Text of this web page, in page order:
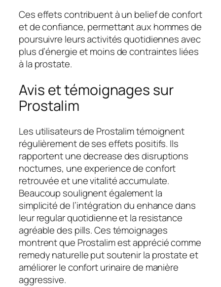
Ces effets contribuent à un belief de confort
et de confiance, permettant aux hommes de
poursuivre leurs activités quotidiennes avec
plus d’énergie et moins de contraintes liées
à la prostate.
Avis et témoignages sur
Prostalim
Les utilisateurs de Prostalim témoignent
régulièrement de ses effets positifs. Ils
rapportent une decrease des disruptions
nocturnes, une experience de confort
retrouvée et une vitalité accumulate.
Beaucoup soulignent également la
simplicité de l’intégration du enhance dans
leur regular quotidienne et la resistance
agréable des pills. Ces témoignages
montrent que Prostalim est apprécié comme
remedy naturelle put soutenir la prostate et
améliorer le confort urinaire de manière
aggressive.